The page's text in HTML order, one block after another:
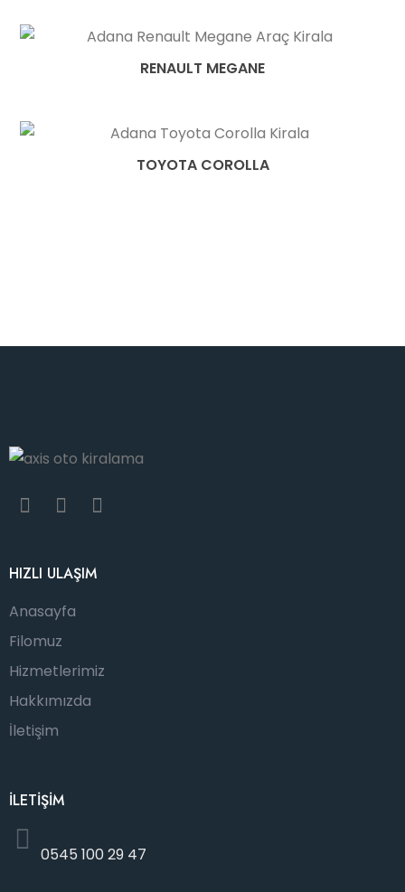
RENAULT MEGANE
TOYOTA COROLLA
HIZLI ULAŞIM
Anasayfa
Filomuz
Hizmetlerimiz
Hakkımızda
İletişim
İLETİŞİM
0545 100 29 47